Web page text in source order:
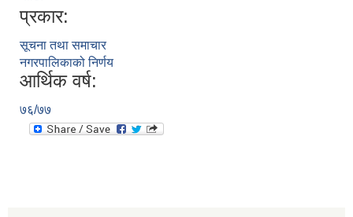
प्रकार:
सूचना तथा समाचार
नगरपालिकाको निर्णय
आर्थिक वर्ष:
७६/७७